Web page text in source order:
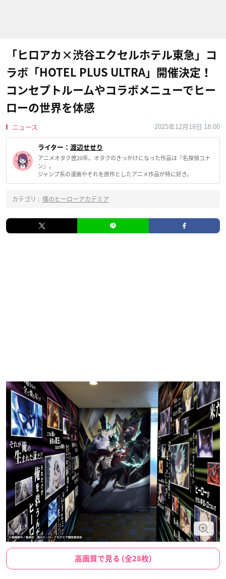
「ヒロアカ×渋谷エクセルホテル東急」コ
ラボ「HOTEL PLUS ULTRA」開催決定！
コンセプトルームやコラボメニューでヒー
ローの世界を体感
ニュース 2025年12月18日 18:00
ライター： 渡辺せせり
アニメオタク歴20年。オタクのきっかけになった作品は『名探偵コナ
ン』。
ジャンプ系の漫画やそれを原作としたアニメ作品が特に好き。
カテゴリ : 僕のヒーローアカデミア
高画質で見る (全28枚)